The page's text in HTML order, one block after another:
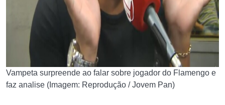
Vampeta surpreende ao falar sobre jogador do Flamengo e
faz analise (Imagem: Reprodução / Jovem Pan)